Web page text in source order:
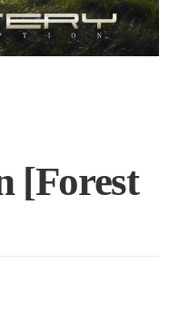
[Forest